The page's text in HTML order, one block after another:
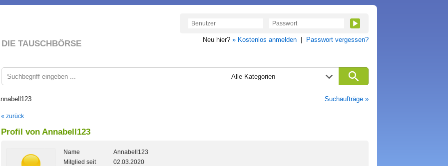
DIE TAUSCHBÖRSE Neu hier? » Kostenlos anmelden Passwort vergessen?
Alle Kategorien
Suchaufträge »
« zurück
Profil von Annabell123
Name
Annabell123
Mitglied seit
02.03.2020